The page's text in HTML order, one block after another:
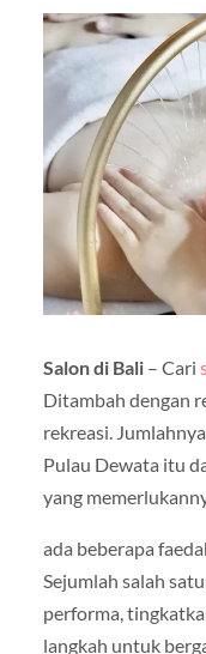
Salon di Bali– Cari
Ditambah dengan
rekreasi.
Pulau Dewata itu
yang
ada beberapa
Sejumlah salah
performa,
langkah untuk